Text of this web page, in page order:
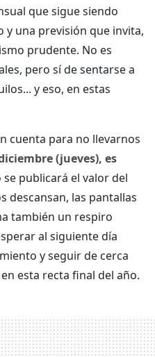
que sigue siendo
y una previsión que invita,
prudente. No es
pero sí de sentarse a
y eso, en estas
cuenta para no llevarnos
(jueves), es
publicará el valor del
descansan, las pantallas
también un respiro
al siguiente día
y seguir de cerca
esta recta final del año.